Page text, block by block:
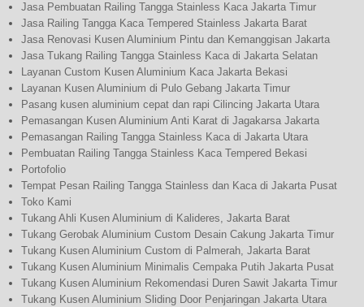
Jasa Pembuatan Railing Tangga Stainless Kaca Jakarta Timur
Jasa Railing Tangga Kaca Tempered Stainless Jakarta Barat
Jasa Renovasi Kusen Aluminium Pintu dan Kemanggisan Jakarta
Jasa Tukang Railing Tangga Stainless Kaca di Jakarta Selatan
Layanan Custom Kusen Aluminium Kaca Jakarta Bekasi
Layanan Kusen Aluminium di Pulo Gebang Jakarta Timur
Pasang kusen aluminium cepat dan rapi Cilincing Jakarta Utara
Pemasangan Kusen Aluminium Anti Karat di Jagakarsa Jakarta
Pemasangan Railing Tangga Stainless Kaca di Jakarta Utara
Pembuatan Railing Tangga Stainless Kaca Tempered Bekasi
Portofolio
Tempat Pesan Railing Tangga Stainless dan Kaca di Jakarta Pusat
Toko Kami
Tukang Ahli Kusen Aluminium di Kalideres, Jakarta Barat
Tukang Gerobak Aluminium Custom Desain Cakung Jakarta Timur
Tukang Kusen Aluminium Custom di Palmerah, Jakarta Barat
Tukang Kusen Aluminium Minimalis Cempaka Putih Jakarta Pusat
Tukang Kusen Aluminium Rekomendasi Duren Sawit Jakarta Timur
Tukang Kusen Aluminium Sliding Door Penjaringan Jakarta Utara